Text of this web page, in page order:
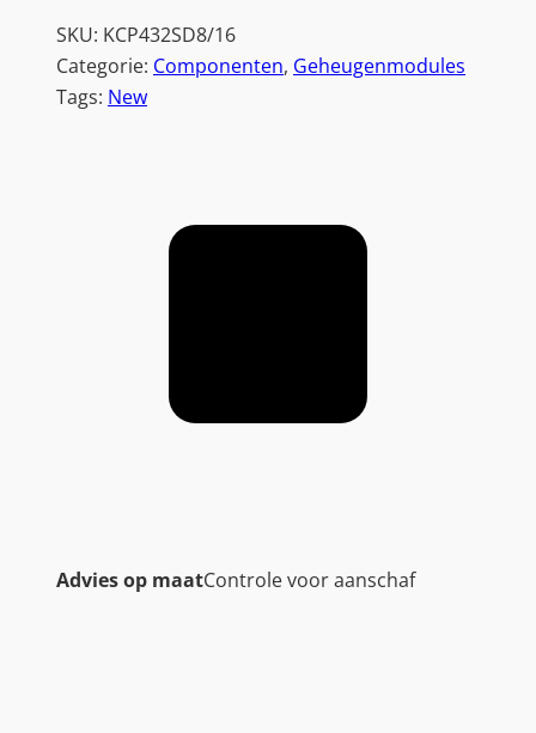
SKU: KCP432SD8/16
Categorie: Componenten, Geheugenmodules
Tags: New
Advies op maatControle voor aanschaf